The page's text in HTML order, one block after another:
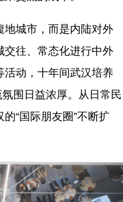
地城市，而是内陆对外
交往、常态化进行中外
动，十年间武汉培养
围日益浓厚。从日常民
“国际朋友圈”不断扩